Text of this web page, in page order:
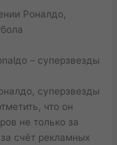
– суперзвезды
суперзвезды
что он
не только за
счёт рекламных